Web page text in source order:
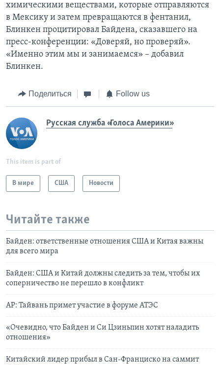
химическими веществами, которые отправляются
в Мексику и затем превращаются в фентанил,
Блинкен процитировал Байдена, сказавшего на
пресс-конференции: «Доверяй, но проверяй».
«Именно этим мы и занимаемся» – добавил
Блинкен.
Поделиться Follow us
Русская служба «Голоса Америки»
This item is part of
В мире США Новости
Читайте также
Байден: ответственные отношения США и Китая важны
для всего мира
Байден: США и Китай должны следить за тем, чтобы их
соперничество не перешло в конфликт
AP: Тайвань примет участие в форуме АТЭС
«Очевидно, что Байден и Си Цзиньпин хотят наладить
отношения»
Китайский лидер прибыл в Сан-Франциско на саммит